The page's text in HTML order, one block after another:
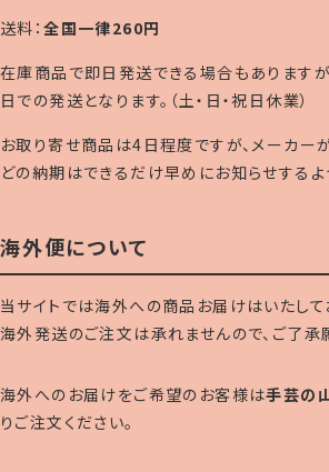
送料：全国一律260円
在庫商品で即日発送できる場合もあります
日での発送となります。（土・日・祝日休業）
お取り寄せ商品は4日程度ですが、メーカー
どの納期はできるだけ早めにお知らせするよ
海外便について
当サイトでは海外への商品お届けはいたして
海外発送のご注文は承れませんので、ご了承
海外へのお届けをご希望のお客様は手芸の
りご注文ください。